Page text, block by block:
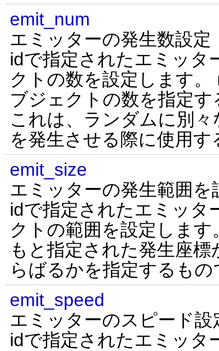
emit_num
エミッターの発生数設定
idで指定されたエミッタ
クトの数を設定します
ブジェクトの数を指定
これは、ランダムに別
を発生させる際に使用
emit_size
エミッターの発生範囲を
idで指定されたエミッタ
クトの範囲を設定しま
もと指定された発生座
らばるかを指定するもの
emit_speed
エミッターのスピード設
idで指定されたエミッタ